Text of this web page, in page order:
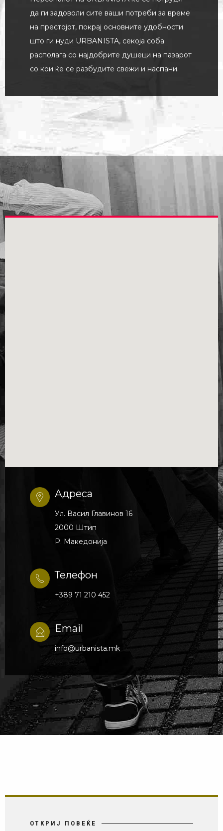
да ги задоволи сите ваши потреби за време
на престојот, покрај основните удобности
што ги нуди URBANISTA, секоја соба
располага со најдобрите душеци на пазарот
со кои ќе се разбудите свежи и наспани.
Адреса
Ул. Васил Главинов 16
2000 Штип
Р. Македонија
Телефон
+389 71 210 452
Email
info@urbanista.mk
ОТКРИЈ ПОВЕЌЕ